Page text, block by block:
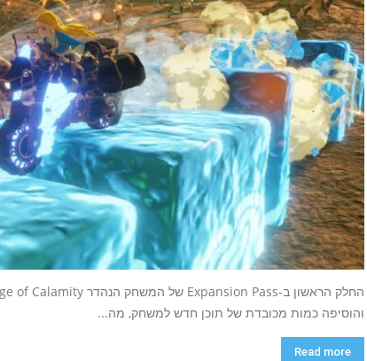
והוסיפה כמות מכובדת של תוכן חדש למשחק, מה...
Read more